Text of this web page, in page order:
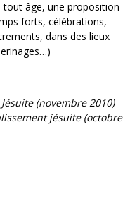
tout âge, une proposition
forts, célébrations,
dans des lieux
(novembre 2010)
jésuite (octobre